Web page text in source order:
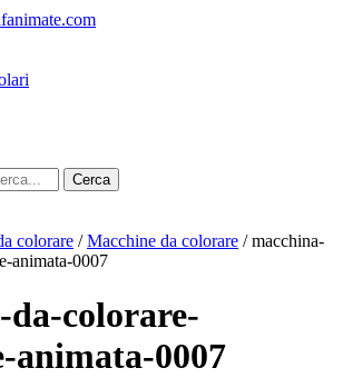
Cerca
colorare /Macchine da colorare / macchina-
animata-0007
da-colorare-
animata-0007